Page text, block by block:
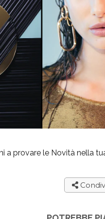
a provare le Novità nella